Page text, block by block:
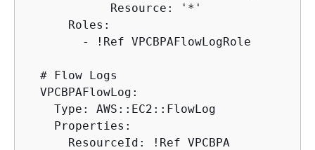
            Resource: '*'
      Roles:
        - !Ref VPCBPAFlowLogRole
  # Flow Logs
  VPCBPAFlowLog:
    Type: AWS::EC2::FlowLog
    Properties:
      ResourceId: !Ref VPCBPA